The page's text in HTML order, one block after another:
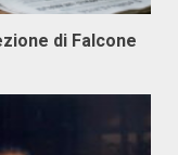
di Falcone